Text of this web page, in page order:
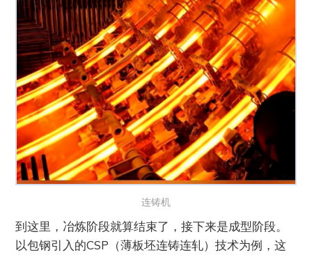
连铸机
到这里，冶炼阶段就算结束了，接下来是成型阶段。
以包钢引入的CSP（薄板坯连铸连轧）技术为例，这